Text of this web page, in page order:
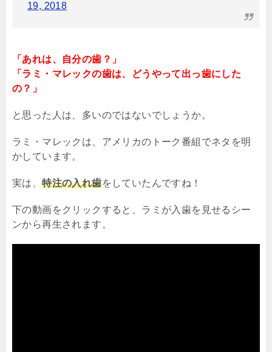
19, 2018
「あれは、自分の歯？」
「ラミ・マレックの歯は、どうやって出っ歯にした
の？」
と思った人は、多いのではないでしょうか。
ラミ・マレックは、アメリカのトーク番組でネタを明
かしています。
実は、特注の入れ歯をしていたんですね！
下の動画をクリックすると、ラミが入歯を見せるシー
ンから再生されます。